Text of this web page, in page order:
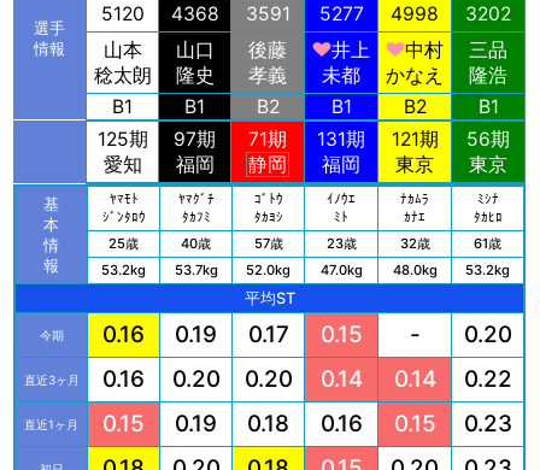
選手
情報
5120
4368 3591 5277 4998
3202
山本
稔太朗
山口
隆史
後藤
孝義
井上
未都
中村
かなえ
三品
隆浩
B1
B1 B2 B1 B2
B1
125期
愛知
97期
福岡
71期
静岡
131期
福岡
121期
東京
56期
東京
基
本
情
報
ﾔﾏﾓﾄ
ｼﾞﾝﾀﾛｳ
ﾔﾏｸﾞﾁ
ﾀｶﾌﾐ
ｺﾞﾄｳ
ﾀｶﾖｼ
ｲﾉｳｴ
ﾐﾄ
ﾅｶﾑﾗ
ｶﾅｴ
ﾐｼﾅ
ﾀｶﾋﾛ
25歳
40歳 57歳 23歳 32歳
61歳
53.2kg
53.7kg 52.0kg 47.0kg 48.0kg 53.2kg
平均ST
今期 0.16 0.19 0.17 0.15 - 0.20
直近3ヶ月 0.16 0.20 0.20 0.14 0.14 0.22
直近1ヶ月 0.15 0.19 0.18 0.16 0.15 0.23